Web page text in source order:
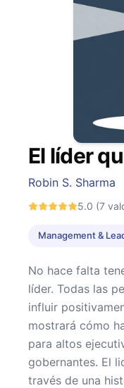
El líder
Robin S. Sharma
5.0 (7
Management &
No hace falta
líder. Todas las
influir
mostrará cómo
para altos
gobernantes. El
través de una